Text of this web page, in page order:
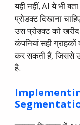
यही नहीं, AI ये भी
प्रोडक्ट दिखाना
उस प्रोडक्ट को
कंपनियां सही
कर सकती हैं, जिससे
है.